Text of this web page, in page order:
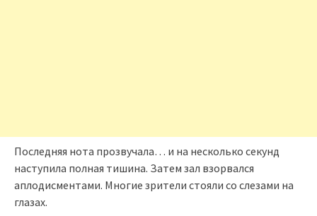
Последняя нота прозвучала… и на несколько секунд
наступила полная тишина. Затем зал взорвался
аплодисментами. Многие зрители стояли со слезами на
глазах.